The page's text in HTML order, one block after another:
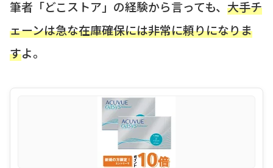
筆者「どこストア」の経験から言っても、 大手チ
ェーンは急な在庫確保には非常に頼りになりま
すよ。